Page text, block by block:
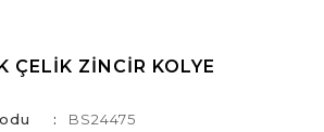
ÇELIK ZINCIR KOLYE
BS24475